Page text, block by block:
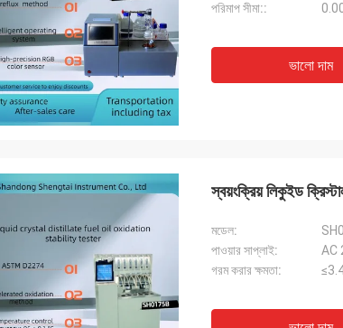
পরিমাপ সীমা::
ভালো দাম
স্বয়ংক্রিয় লিকুইড
মডেল:
পাওয়ার সাপ্লাই:
AC
গরম করার ক্ষমতা: